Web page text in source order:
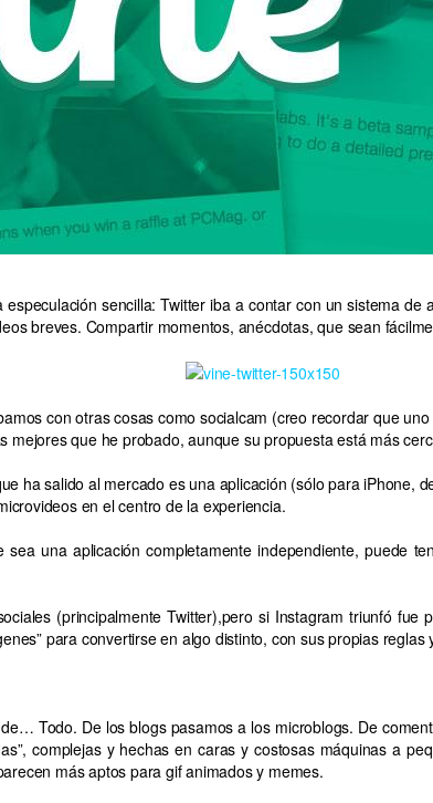
sencilla: Twitter iba a contar con un sistema
breves. Compartir momentos, anécdotas, que sean
con otras cosas como socialcam (creo recordar que
que he probado, aunque su propuesta está más
ha salido al mercado es una aplicación (sólo para iPhone,
en el centro de la experiencia.
una aplicación completamente independiente, puede
(principalmente Twitter),pero si Instagram triunfó
para convertirse en algo distinto, con sus propias reglas
Todo. De los blogs pasamos a los microblogs. De
complejas y hechas en caras y costosas máquinas a
más aptos para gif animados y memes.